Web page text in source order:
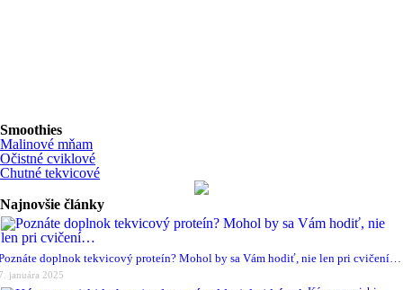
Smoothies
Malinové mňam
Očistné cviklové
Chutné tekvicové
Najnovšie články
doplnok tekvicový proteín? Mohol by sa Vám hodiť, nie len pri cvičení…
januára 2025